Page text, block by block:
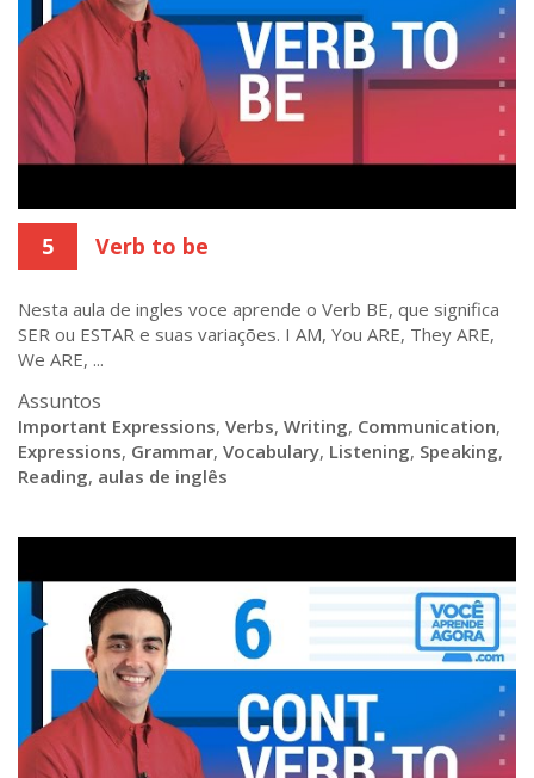
5 Verb to be
Nesta aula de ingles voce aprende o Verb BE, que significa
SER ou ESTAR e suas variações. I AM, You ARE, They ARE,
We ARE, ...
Assuntos
Important Expressions, Verbs, Writing, Communication,
Expressions, Grammar, Vocabulary, Listening, Speaking,
Reading, aulas de inglês